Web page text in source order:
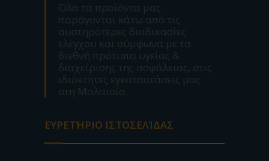
Όλα τα προϊόντα μας
παράγονται κάτω από τις
αυστηρότερες διαδικασίες
ελέγχου και σύμφωνα με τα
διεθνή πρότυπα υγείας &
διαχείρισης της ασφάλειας, στις
ιδιόκτητες εγκαταστάσεις μας
στη Μαλαισία.
ΕΥΡΕΤΉΡΙΟ ΙΣΤΟΣΕΛΊΔΑΣ